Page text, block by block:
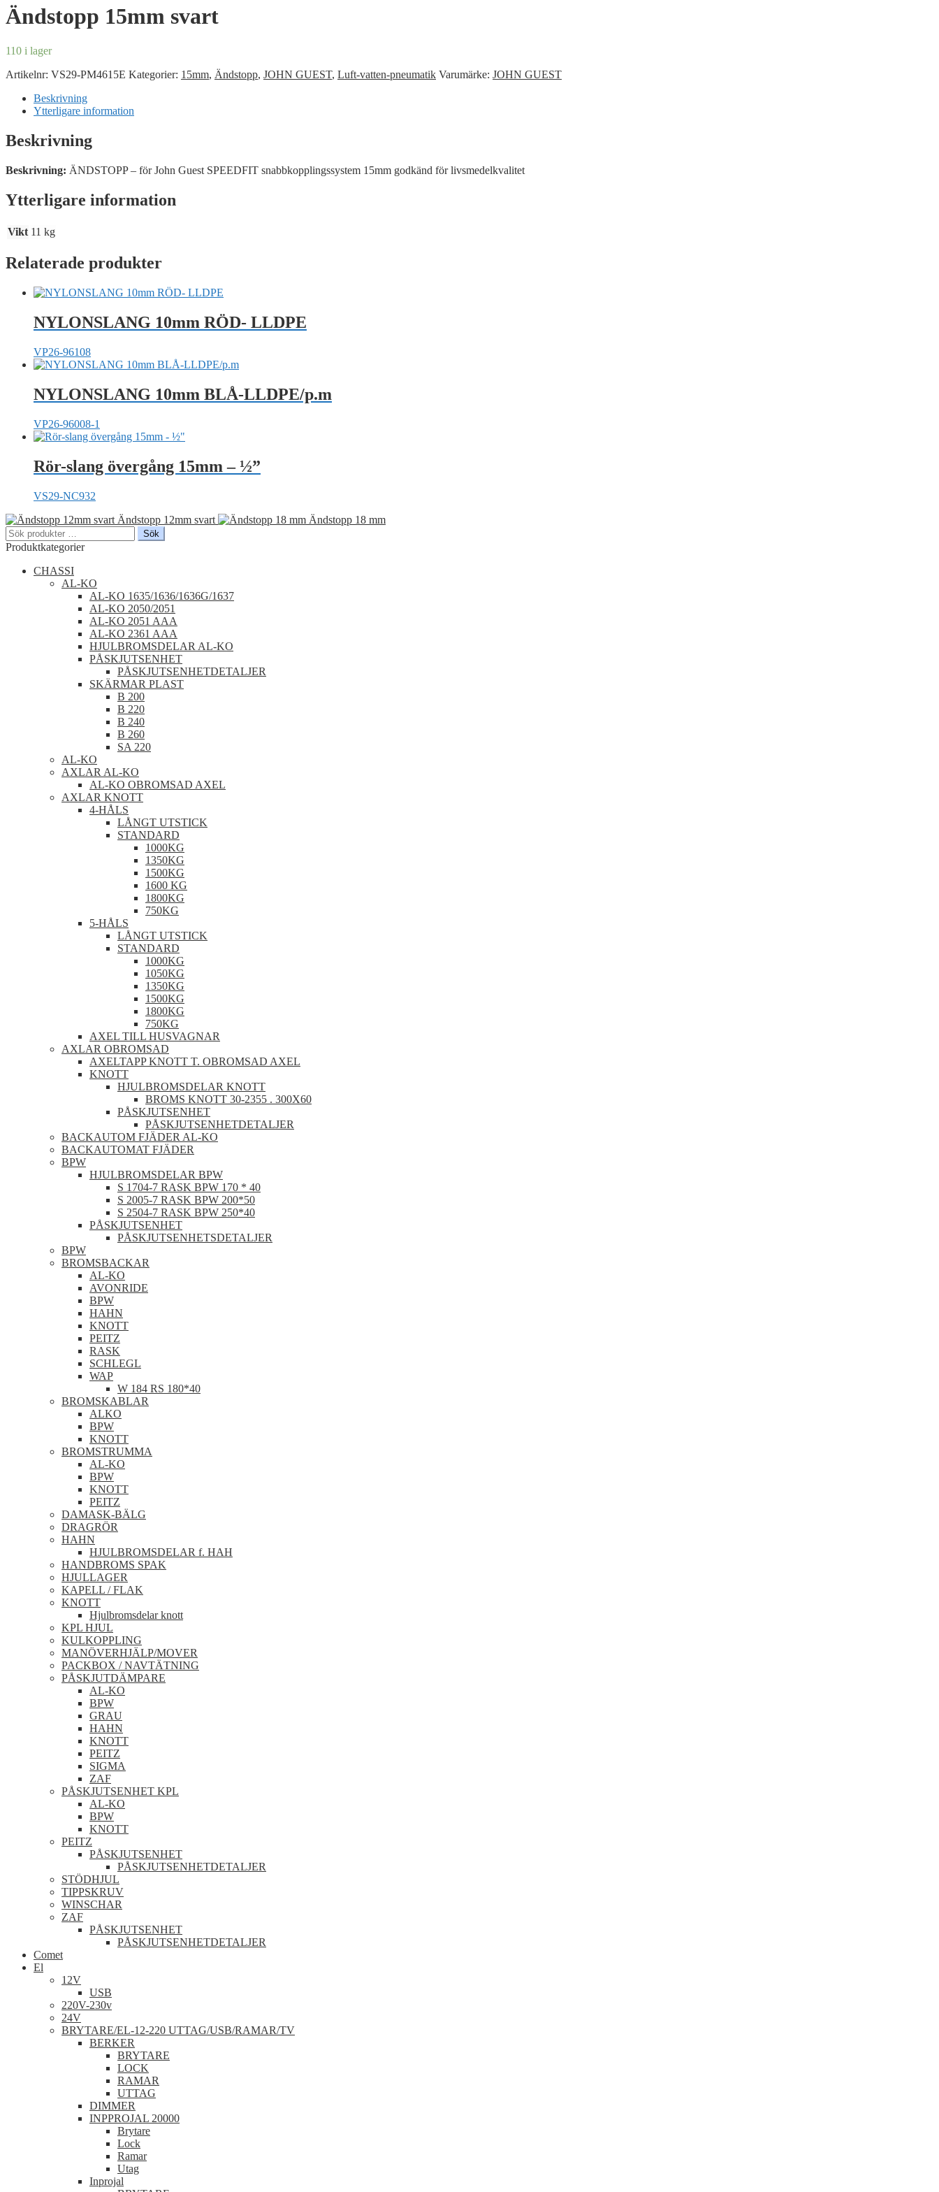
Ändstopp 15mm svart
110 i lager
Artikelnr: VS29-PM4615E Kategorier: 15mm, Ändstopp, JOHN GUEST, Luft-vatten-pneumatik Varumärke: JOHN GUEST
Beskrivning
Ytterligare information
Beskrivning
Beskrivning: ÄNDSTOPP – för John Guest SPEEDFIT snabbkopplingssystem 15mm godkänd för livsmedelkvalitet
Ytterligare information
Vikt 11 kg
Relaterade produkter
NYLONSLANG 10mm RÖD- LLDPE
VP26-96108
NYLONSLANG 10mm BLÅ-LLDPE/p.m
VP26-96008-1
Rör-slang övergång 15mm – ½”
VS29-NC932
Ändstopp 12mm svart
Ändstopp 18 mm
Sök
efter:
Sök
Produktkategorier
CHASSI
AL-KO
AL-KO 1635/1636/1636G/1637
AL-KO 2050/2051
AL-KO 2051 AAA
AL-KO 2361 AAA
HJULBROMSDELAR AL-KO
PÅSKJUTSENHET
PÅSKJUTSENHETDETALJER
SKÄRMAR PLAST
B 200
B 220
B 240
B 260
SA 220
AL-KO
AXLAR AL-KO
AL-KO OBROMSAD AXEL
AXLAR KNOTT
4-HÅLS
LÅNGT UTSTICK
STANDARD
1000KG
1350KG
1500KG
1600 KG
1800KG
750KG
5-HÅLS
LÅNGT UTSTICK
STANDARD
1000KG
1050KG
1350KG
1500KG
1800KG
750KG
AXEL TILL HUSVAGNAR
AXLAR OBROMSAD
AXELTAPP KNOTT T. OBROMSAD AXEL
KNOTT
HJULBROMSDELAR KNOTT
BROMS KNOTT 30-2355 . 300X60
PÅSKJUTSENHET
PÅSKJUTSENHETDETALJER
BACKAUTOM FJÄDER AL-KO
BACKAUTOMAT FJÄDER
BPW
HJULBROMSDELAR BPW
S 1704-7 RASK BPW 170 * 40
S 2005-7 RASK BPW 200*50
S 2504-7 RASK BPW 250*40
PÅSKJUTSENHET
PÅSKJUTSENHETSDETALJER
BPW
BROMSBACKAR
AL-KO
AVONRIDE
BPW
HAHN
KNOTT
PEITZ
RASK
SCHLEGL
WAP
W 184 RS 180*40
BROMSKABLAR
ALKO
BPW
KNOTT
BROMSTRUMMA
AL-KO
BPW
KNOTT
PEITZ
DAMASK-BÄLG
DRAGRÖR
HAHN
HJULBROMSDELAR f. HAH
HANDBROMS SPAK
HJULLAGER
KAPELL / FLAK
KNOTT
Hjulbromsdelar knott
KPL HJUL
KULKOPPLING
MANÖVERHJÄLP/MOVER
PACKBOX / NAVTÄTNING
PÅSKJUTDÄMPARE
AL-KO
BPW
GRAU
HAHN
KNOTT
PEITZ
SIGMA
ZAF
PÅSKJUTSENHET KPL
AL-KO
BPW
KNOTT
PEITZ
PÅSKJUTSENHET
PÅSKJUTSENHETDETALJER
STÖDHJUL
TIPPSKRUV
WINSCHAR
ZAF
PÅSKJUTSENHET
PÅSKJUTSENHETDETALJER
Comet
El
12V
USB
220V-230v
24V
BRYTARE/EL-12-220 UTTAG/USB/RAMAR/TV
BERKER
BRYTARE
LOCK
RAMAR
UTTAG
DIMMER
INPPROJAL 20000
Brytare
Lock
Ramar
Utag
Inprojal